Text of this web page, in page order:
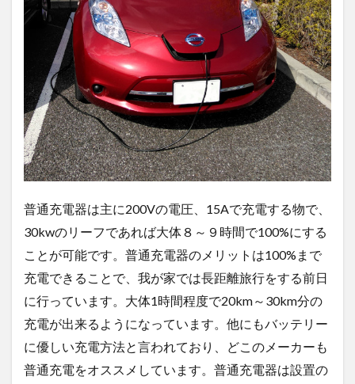
普通充電器は主に200Vの電圧、15Aで充電する物で、
30kwのリーフであれば大体８～９時間で100%にする
ことが可能です。普通充電器のメリットは100%まで
充電できることで、我が家では長距離旅行をする前日
に行っています。大体1時間程度で20km～30km分の
充電が出来るようになっています。他にもバッテリー
に優しい充電方法と言われており、どこのメーカーも
普通充電をオススメしています。普通充電器は設置の